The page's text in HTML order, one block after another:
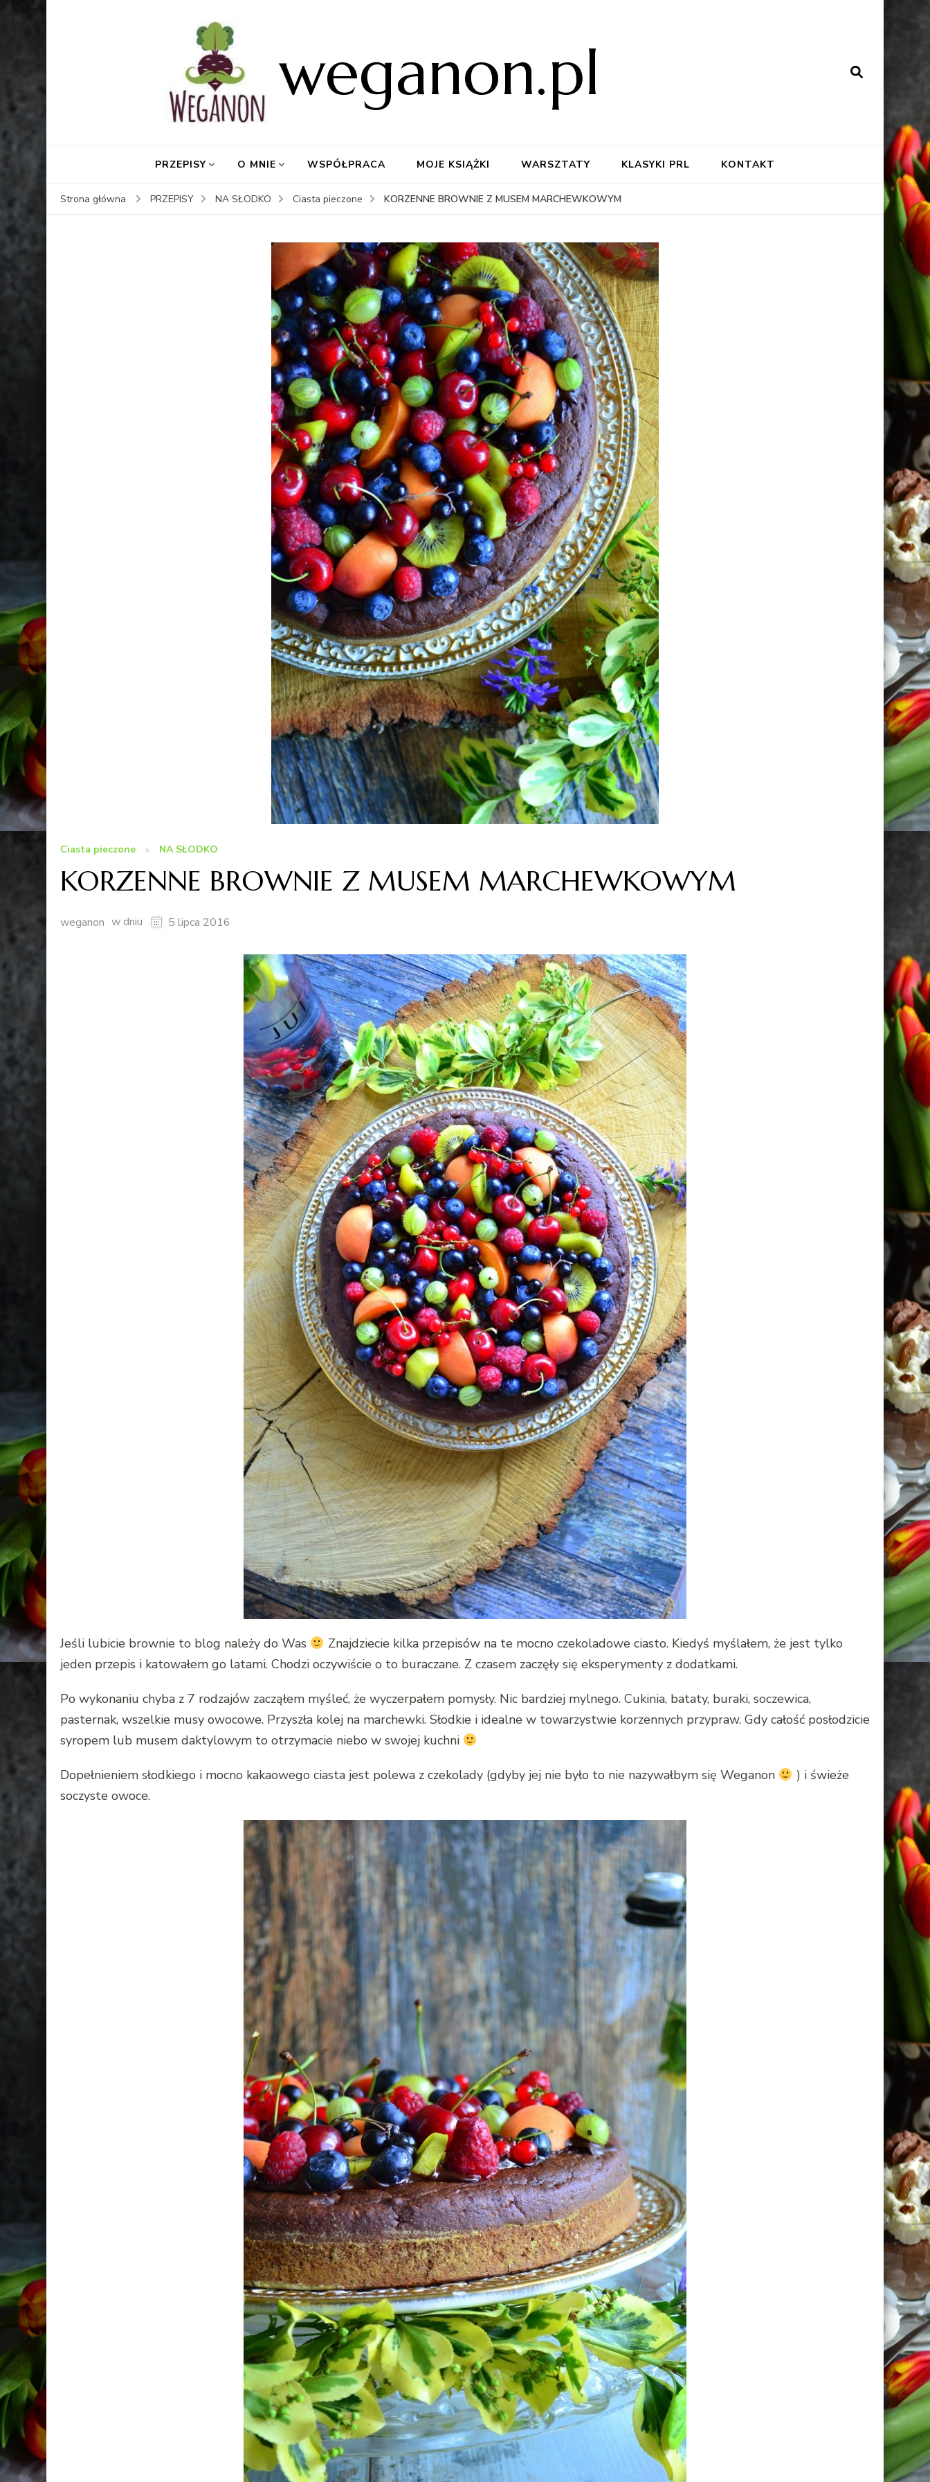
weganon.pl
PRZEPISY O MNIE WSPÓŁPRACA MOJE KSIĄŻKI WARSZTATY KLASYKI PRL KONTAKT
Strona główna PRZEPISY NA SŁODKO Ciasta pieczone KORZENNE BROWNIE Z MUSEM MARCHEWKOWYM
Ciasta pieczone NA SŁODKO
KORZENNE BROWNIE Z MUSEM MARCHEWKOWYM
weganon w dniu 5 lipca 2016
Jeśli lubicie brownie to blog należy do Was
Znajdziecie kilka przepisów na te mocno czekoladowe ciasto. Kiedyś myślałem, że jest tylko
jeden przepis i katowałem go latami. Chodzi oczywiście o to buraczane. Z czasem zaczęły się eksperymenty z dodatkami.
Po wykonaniu chyba z 7 rodzajów zacząłem myśleć, że wyczerpałem pomysły. Nic bardziej mylnego. Cukinia, bataty, buraki, soczewica,
pasternak, wszelkie musy owocowe. Przyszła kolej na marchewki. Słodkie i idealne w towarzystwie korzennych przypraw. Gdy całość posłodzicie
syropem lub musem daktylowym to otrzymacie niebo w swojej kuchni
Dopełnieniem słodkiego i mocno kakaowego ciasta jest polewa z czekolady (gdyby jej nie było to nie nazywałbym się Weganon
) i świeże
soczyste owoce.